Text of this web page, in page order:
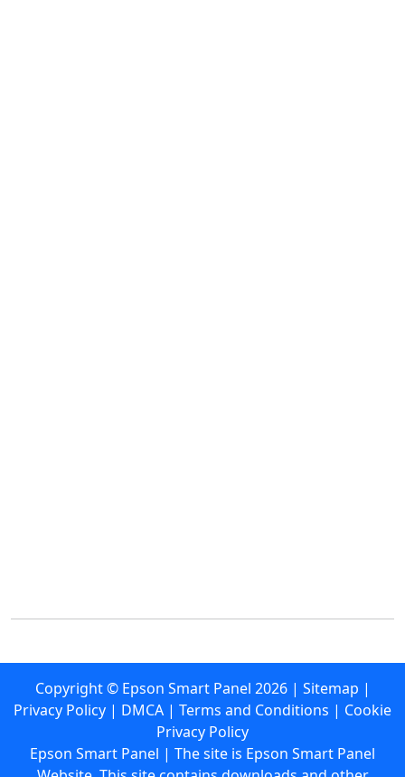
Copyright © Epson Smart Panel 2026| Sitemap |
Privacy Policy | DMCA | Terms and Conditions | Cookie
Privacy Policy
Epson Smart Panel | The site is Epson Smart Panel